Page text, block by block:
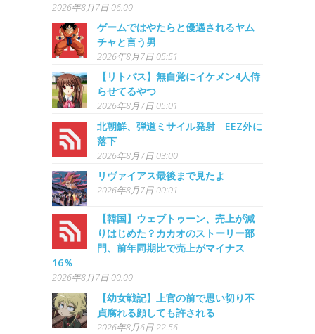
2026年8月7日 06:00
ゲームではやたらと優遇されるヤム
チャと言う男
2026年8月7日 05:51
【リトバス】無自覚にイケメン4人侍
らせてるやつ
2026年8月7日 05:01
北朝鮮、弾道ミサイル発射 EEZ外に
落下
2026年8月7日 03:00
リヴァイアス最後まで見たよ
2026年8月7日 00:01
【韓国】ウェブトゥーン、売上が減
りはじめた？カカオのストーリー部
門、前年同期比で売上がマイナス
16％
2026年8月7日 00:00
【幼女戦記】上官の前で思い切り不
貞腐れる顔しても許される
2026年8月6日 22:56